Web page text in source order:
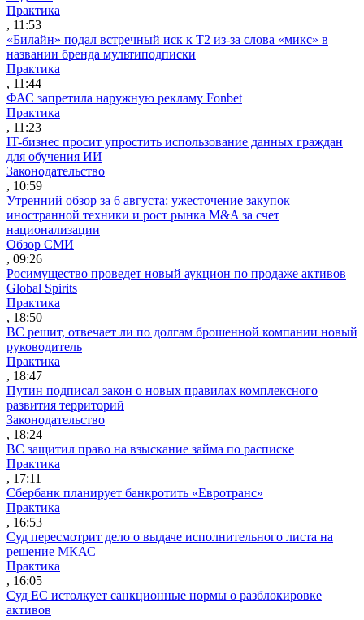
Практика
, 11:53
«Билайн» подал встречный иск к Т2 из-за слова «микс» в
названии бренда мультиподписки
Практика
, 11:44
ФАС запретила наружную рекламу Fonbet
Практика
, 11:23
IT-бизнес просит упростить использование данных граждан
для обучения ИИ
Законодательство
, 10:59
Утренний обзор за 6 августа: ужесточение закупок
иностранной техники и рост рынка M&A за счет
национализации
Обзор СМИ
, 09:26
Росимущество проведет новый аукцион по продаже активов
Global Spirits
Практика
, 18:50
ВС решит, отвечает ли по долгам брошенной компании новый
руководитель
Практика
, 18:47
Путин подписал закон о новых правилах комплексного
развития территорий
Законодательство
, 18:24
ВС защитил право на взыскание займа по расписке
Практика
, 17:11
Сбербанк планирует банкротить «Евротранс»
Практика
, 16:53
Суд пересмотрит дело о выдаче исполнительного листа на
решение МКАС
Практика
, 16:05
Суд ЕС истолкует санкционные нормы о разблокировке
активов